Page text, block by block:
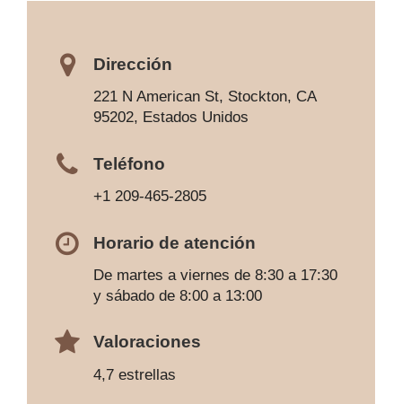
Dirección
221 N American St, Stockton, CA
95202, Estados Unidos
Teléfono
+1 209-465-2805
Horario de atención
De martes a viernes de 8:30 a 17:30
y sábado de 8:00 a 13:00
Valoraciones
4,7 estrellas